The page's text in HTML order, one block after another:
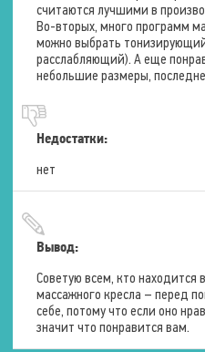
Количество уровней
интенсивности
Тепловой массаж
Зоны воздействия
Мультимедия
Пульт управления
Русифицированное меню
считаются лучшими в
Во-вторых, много программ
можно выбрать
расслабляющий). А еще
небольшие размеры,
Недостатки:
нет
Вывод:
Советую всем, кто находится
массажного кресла – перед
себе, потому что если оно
значит что понравится вам.